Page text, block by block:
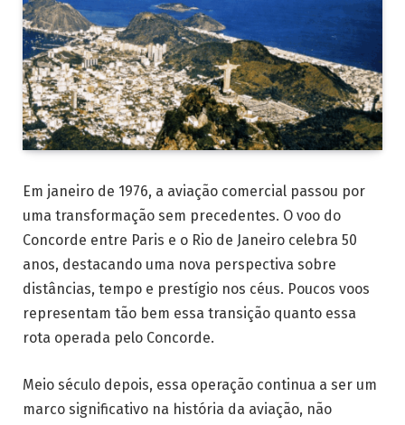
Em janeiro de 1976, a aviação comercial passou por
uma transformação sem precedentes. O voo do
Concorde entre Paris e o Rio de Janeiro celebra 50
anos, destacando uma nova perspectiva sobre
distâncias, tempo e prestígio nos céus. Poucos voos
representam tão bem essa transição quanto essa
rota operada pelo Concorde.
Meio século depois, essa operação continua a ser um
marco significativo na história da aviação, não